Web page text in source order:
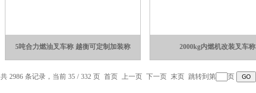
5吨合力燃油叉车称 越衡可定制加装称 2000kg内燃机改装叉车称
共 2986 条记录，当前 35 / 332 页 首页 上一页 下一页 末页 跳转到第 页